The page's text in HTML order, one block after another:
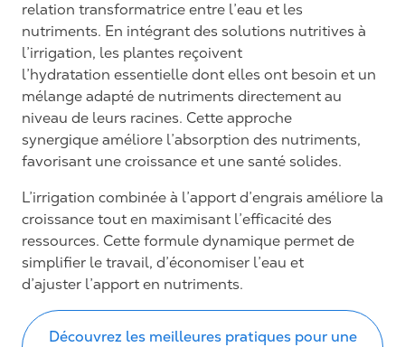
relation transformatrice entre l’eau et les
nutriments. En intégrant des solutions nutritives à
l’irrigation, les plantes reçoivent
l’hydratation essentielle dont elles ont besoin et un
mélange adapté de nutriments directement au
niveau de leurs racines. Cette approche
synergique améliore l’absorption des nutriments,
favorisant une croissance et une santé solides.
L’irrigation combinée à l’apport d’engrais améliore la
croissance tout en maximisant l’efficacité des
ressources. Cette formule dynamique permet de
simplifier le travail, d’économiser l’eau et
d’ajuster l’apport en nutriments.
Découvrez les meilleures pratiques pour une